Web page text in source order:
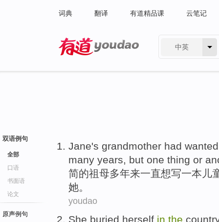
词典 翻译 有道精品课 云笔记
中英
双语例句
全部
口语
书面语
论文
原声例句
Jane's grandmother had
many years, but one thing or
简的祖母多年来一直想写一本 儿
她。
youdao
She buried herself in the